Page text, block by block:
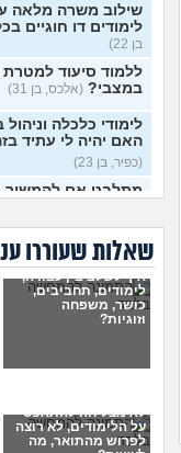
שילוב משרה מלאה
לימודים דו חוגיים
בן 22)
ללמוד סיעוד למטרת
במצבי? (אלכס, בן 31)
האם יהיה לי עתיד
(כפיר, בן 23)
מתלבט אם להמשיך
מה הדרך הכי טובה
למבחן? (אודי, בן 20)
האם קיבלתי מספיק
מתלבט על כיון
שאלות שעוררו
איך לשלב בין עבודה,
לימודים, תחביבים,
כושר, משפחה
וזוגיות?
לא מצליחה להתאפס
על הלימודים, לא רוצה
לפרוש מהתואר, מה